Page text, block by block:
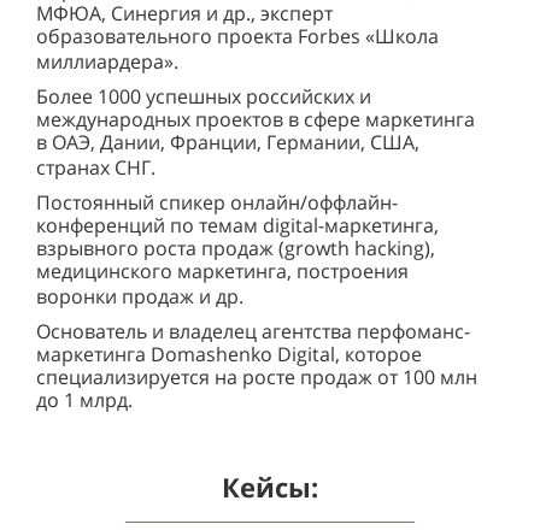
МФЮА, Синергия и др., эксперт
образовательного проекта Forbes «Школа
миллиардера».
Более 1000 успешных российских и
международных проектов в сфере маркетинга
в ОАЭ, Дании, Франции, Германии, США,
странах СНГ.
Постоянный спикер онлайн/оффлайн-
конференций по темам digital-маркетинга,
взрывного роста продаж (growth hacking),
медицинского маркетинга, построения
воронки продаж и др.
Основатель и владелец агентства перфоманс-
маркетинга Domashenko Digital, которое
специализируется на росте продаж от 100 млн
до 1 млрд.
Кейсы: